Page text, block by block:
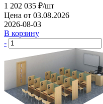
1 202 035 ₽/шт
Цена от 03.08.2026
2026-08-03
В корзину
-